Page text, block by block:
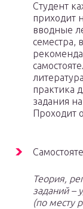
Студент
приходит
вводные
семестра,
практика
задания
Проходит
Теория,
заданий –
(по месту